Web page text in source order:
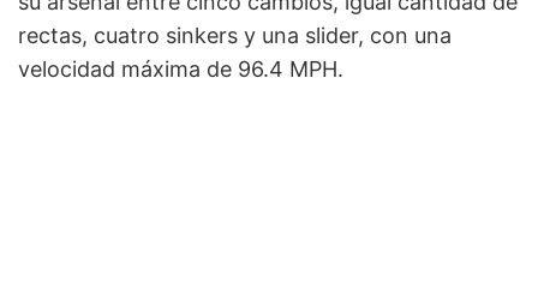
rectas, cuatro sinkers y una slider, con una
velocidad máxima de 96.4 MPH.